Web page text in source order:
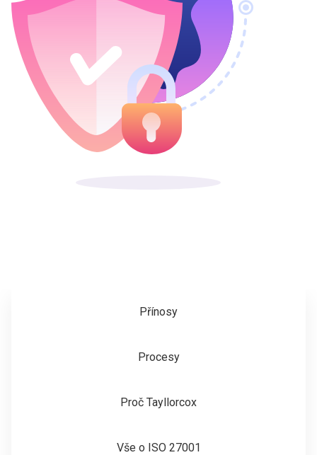
Přínosy
Procesy
Proč Tayllorcox
Vše o ISO 27001